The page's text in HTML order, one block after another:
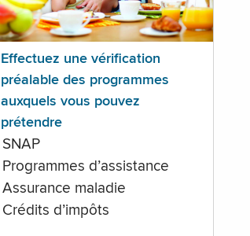
Effectuez une vérification
préalable des programmes
auxquels vous pouvez
prétendre
SNAP
Programmes d’assistance
Assurance maladie
Crédits d’impôts